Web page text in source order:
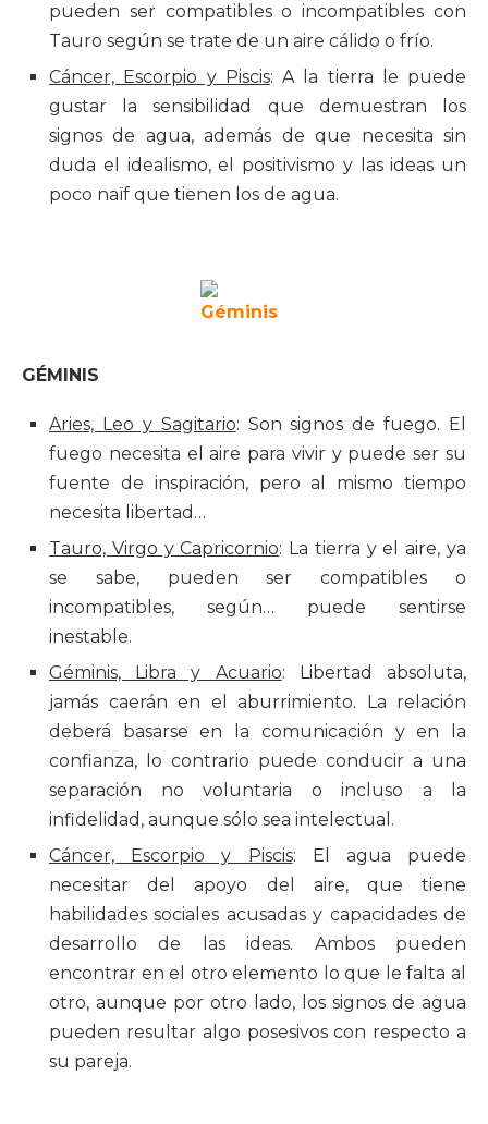
pueden ser compatibles o incompatibles con
Tauro según se trate de un aire cálido o frío.
Cáncer, Escorpio y Piscis: A la tierra le puede
gustar la sensibilidad que demuestran los
signos de agua, además de que necesita sin
duda el idealismo, el positivismo y las ideas un
poco naïf que tienen los de agua.
GÉMINIS
Aries, Leo y Sagitario: Son signos de fuego. El
fuego necesita el aire para vivir y puede ser su
fuente de inspiración, pero al mismo tiempo
necesita libertad…
Tauro, Virgo y Capricornio: La tierra y el aire, ya
se sabe, pueden ser compatibles o
incompatibles, según… puede sentirse
inestable.
Géminis, Libra y Acuario: Libertad absoluta,
jamás caerán en el aburrimiento. La relación
deberá basarse en la comunicación y en la
confianza, lo contrario puede conducir a una
separación no voluntaria o incluso a la
infidelidad, aunque sólo sea intelectual.
Cáncer, Escorpio y Piscis: El agua puede
necesitar del apoyo del aire, que tiene
habilidades sociales acusadas y capacidades de
desarrollo de las ideas. Ambos pueden
encontrar en el otro elemento lo que le falta al
otro, aunque por otro lado, los signos de agua
pueden resultar algo posesivos con respecto a
su pareja.